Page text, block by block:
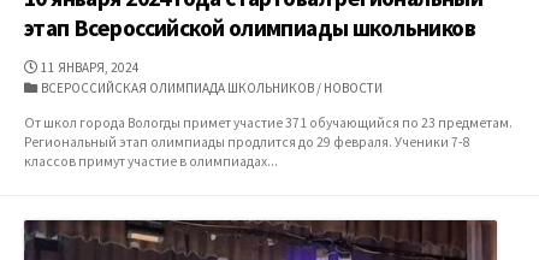
этап Всероссийской олимпиады школьников
ДАТА
ПУБЛИКАЦИИ
11 ЯНВАРЯ, 2024
КАТЕГОРИИ
ВСЕРОССИЙСКАЯ ОЛИМПИАДА ШКОЛЬНИКОВ / НОВОСТИ
От школ города Вологды примет участие 371 обучающийся по 23 предметам.
Региональный этап олимпиады продлится до 29 февраля. Ученики 7-8
классов примут участие в олимпиадах...